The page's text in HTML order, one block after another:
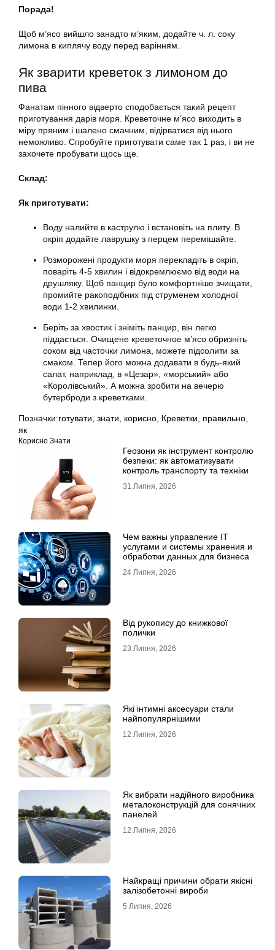
Порада!
Щоб м’ясо вийшло занадто м’яким, додайте ч. л. соку
лимона в киплячу воду перед варінням.
Як зварити креветок з лимоном до
пива
Фанатам пінного відверто сподобається такий рецепт
приготування дарів моря. Креветочне м’ясо виходить в
міру пряним і шалено смачним, відірватися від нього
неможливо. Спробуйте приготувати саме так 1 раз, і ви не
захочете пробувати щось ще.
Склад:
Як приготувати:
Воду налийте в каструлю і встановіть на плиту. В
окріп додайте лаврушку з перцем перемішайте.
Розморожені продукти моря перекладіть в окріп,
поваріть 4-5 хвилин і відокремлюємо від води на
друшляку. Щоб панцир було комфортніше зчищати,
промийте ракоподібних під струменем холодної
води 1-2 хвилинки.
Беріть за хвостик і зніміть панцир, він легко
піддається. Очищене креветочное м’ясо обризніть
соком від часточки лимона, можете підсолити за
смаком. Тепер його можна додавати в будь-який
салат, наприклад, в «Цезар», «морський» або
«Королівський». А можна зробити на вечерю
бутерброди з креветками.
Позначки:готувати знати корисно Креветки правильно
як
Корисно Знати
Геозони як інструмент контролю
безпеки: як автоматизувати
контроль транспорту та техніки
31 Липня, 2026
Чем важны управление IT
услугами и системы хранения и
обработки данных для бизнеса
24 Липня, 2026
Від рукопису до книжкової
полички
23 Липня, 2026
Які інтимні аксесуари стали
найпопулярнішими
12 Липня, 2026
Як вибрати надійного виробника
металоконструкцій для сонячних
панелей
12 Липня, 2026
Найкращі причини обрати якісні
залізобетонні вироби
5 Липня, 2026